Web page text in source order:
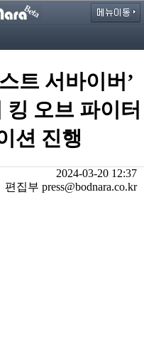
트 서바이버’
킹 오브 파이터
션 진행
2024-03-20 12:37
편집부 press@bodnara.co.kr